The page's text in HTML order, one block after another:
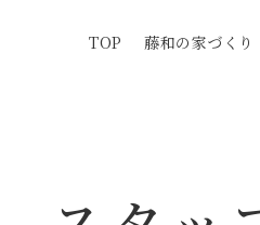
TOP 藤和の家づくり